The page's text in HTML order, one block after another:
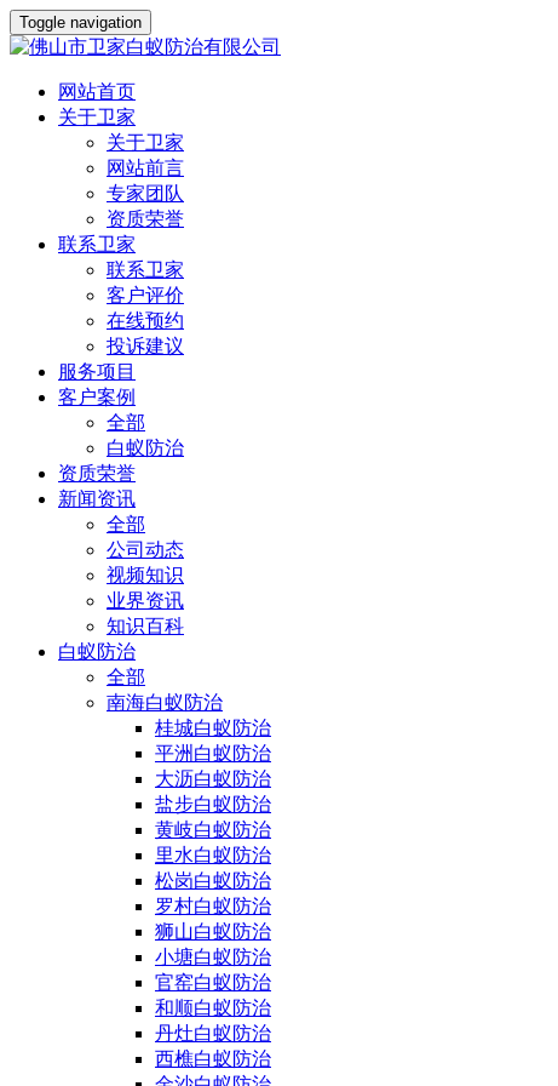
Toggle navigation
网站首页
关于卫家
关于卫家
网站前言
专家团队
资质荣誉
联系卫家
联系卫家
客户评价
在线预约
投诉建议
服务项目
客户案例
全部
白蚁防治
资质荣誉
新闻资讯
全部
公司动态
视频知识
业界资讯
知识百科
白蚁防治
全部
南海白蚁防治
桂城白蚁防治
平洲白蚁防治
大沥白蚁防治
盐步白蚁防治
黄岐白蚁防治
里水白蚁防治
松岗白蚁防治
罗村白蚁防治
狮山白蚁防治
小塘白蚁防治
官窑白蚁防治
和顺白蚁防治
丹灶白蚁防治
西樵白蚁防治